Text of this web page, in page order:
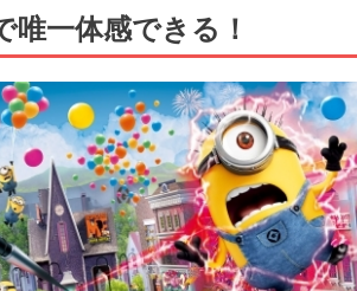
一体感できる！